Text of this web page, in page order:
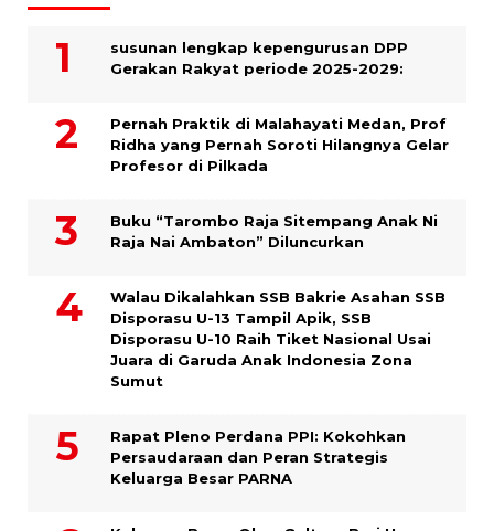
susunan lengkap kepengurusan DPP
Gerakan Rakyat periode 2025-2029:
Pernah Praktik di Malahayati Medan, Prof
Ridha yang Pernah Soroti Hilangnya Gelar
Profesor di Pilkada
Buku “Tarombo Raja Sitempang Anak Ni
Raja Nai Ambaton” Diluncurkan
Walau Dikalahkan SSB Bakrie Asahan SSB
Disporasu U-13 Tampil Apik, SSB
Disporasu U-10 Raih Tiket Nasional Usai
Juara di Garuda Anak Indonesia Zona
Sumut
Rapat Pleno Perdana PPI: Kokohkan
Persaudaraan dan Peran Strategis
Keluarga Besar PARNA